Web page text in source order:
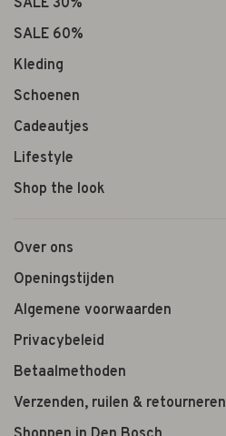
SALE 30%
SALE 60%
Kleding
Schoenen
Cadeautjes
Lifestyle
Shop the look
Over ons
Openingstijden
Algemene voorwaarden
Privacybeleid
Betaalmethoden
Verzenden, ruilen & retourneren